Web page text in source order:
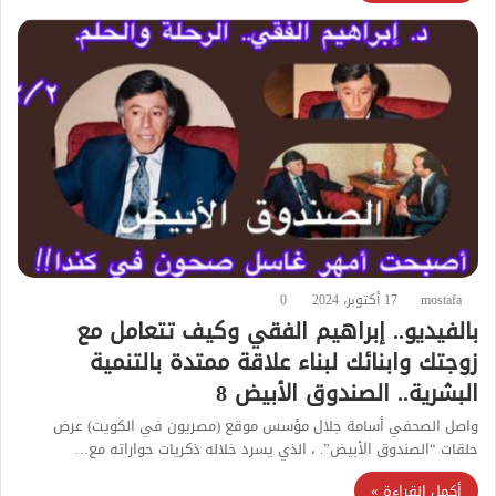
mostafa 17 أكتوبر، 2024 0
بالفيديو.. إبراهيم الفقي وكيف تتعامل مع
زوجتك وابنائك لبناء علاقة ممتدة بالتنمية
البشرية.. الصندوق الأبيض 8
واصل الصحفي أسامة جلال مؤسس موقع (مصريون في الكويت) عرض
حلقات “الصندوق الأبيض”. ، الذي يسرد خلاله ذكريات حواراته مع…